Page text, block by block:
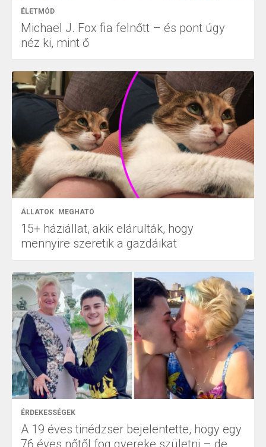
ÉLETMÓD
Michael J. Fox fia felnőtt – és pont úgy
néz ki, mint ő
ÁLLATOK MEGHATÓ
15+ háziállat, akik elárulták, hogy
mennyire szeretik a gazdáikat
ÉRDEKESSÉGEK
A 19 éves tinédzser bejelentette, hogy egy